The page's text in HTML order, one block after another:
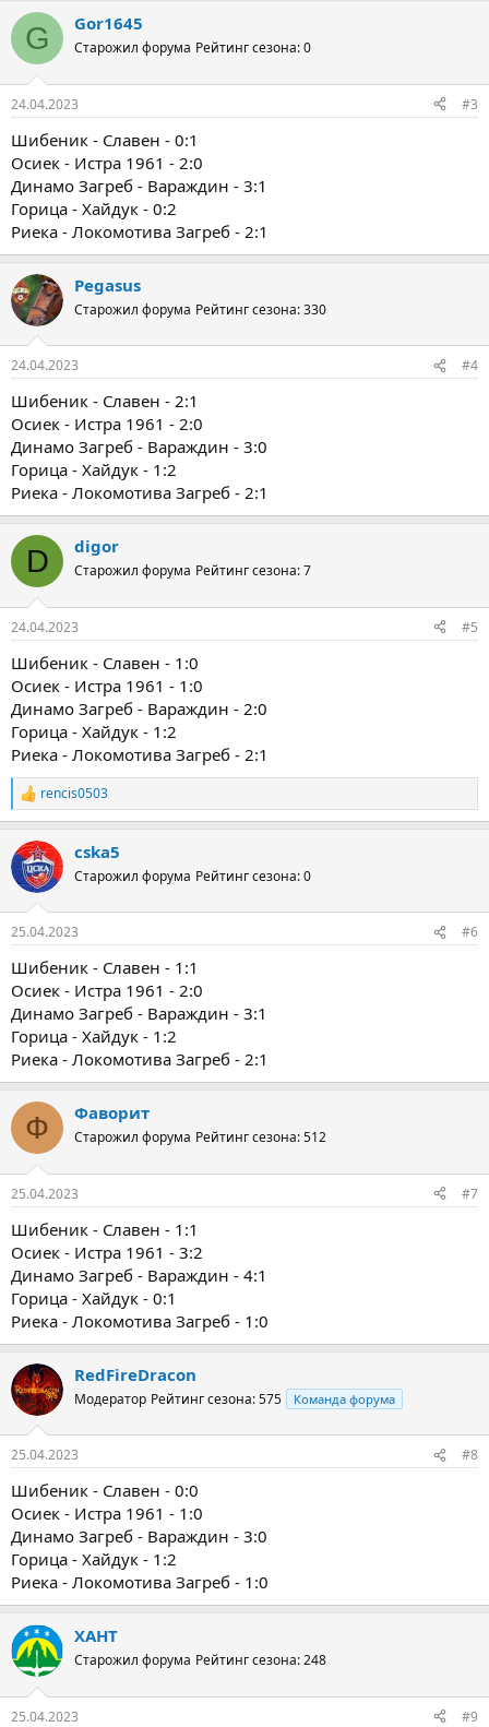
G Gor1645
Старожил форума Рейтинг сезона: 0
24.04.2023 #3
Шибеник - Славен - 0:1
Осиек - Истра 1961 - 2:0
Динамо Загреб - Вараждин - 3:1
Горица - Хайдук - 0:2
Риека - Локомотива Загреб - 2:1
Pegasus
Старожил форума Рейтинг сезона: 330
24.04.2023 #4
Шибеник - Славен - 2:1
Осиек - Истра 1961 - 2:0
Динамо Загреб - Вараждин - 3:0
Горица - Хайдук - 1:2
Риека - Локомотива Загреб - 2:1
D digor
Старожил форума Рейтинг сезона: 7
24.04.2023 #5
Шибеник - Славен - 1:0
Осиек - Истра 1961 - 1:0
Динамо Загреб - Вараждин - 2:0
Горица - Хайдук - 1:2
Риека - Локомотива Загреб - 2:1
Р
е
к
ц
и
rencis0503
cska5
Старожил форума Рейтинг сезона: 0
25.04.2023 #6
Шибеник - Славен - 1:1
Осиек - Истра 1961 - 2:0
Динамо Загреб - Вараждин - 3:1
Горица - Хайдук - 1:2
Риека - Локомотива Загреб - 2:1
Ф Фаворит
Старожил форума Рейтинг сезона: 512
25.04.2023 #7
Шибеник - Славен - 1:1
Осиек - Истра 1961 - 3:2
Динамо Загреб - Вараждин - 4:1
Горица - Хайдук - 0:1
Риека - Локомотива Загреб - 1:0
RedFireDracon
Модератор Рейтинг сезона: 575 Команда форума
25.04.2023 #8
Шибеник - Славен - 0:0
Осиек - Истра 1961 - 1:0
Динамо Загреб - Вараждин - 3:0
Горица - Хайдук - 1:2
Риека - Локомотива Загреб - 1:0
ХАНТ
Старожил форума Рейтинг сезона: 248
25.04.2023 #9